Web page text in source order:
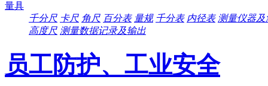
量具
千分尺 卡尺 角尺 百分表 量规 千分表 内径表 测量仪器及
高度尺 测量数据记录及输出
员工防护、工业安全